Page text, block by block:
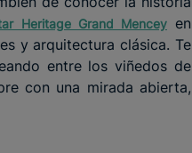
Heritage Grand Menceyen
y arquitectura clásica. Te
entre los viñedos de
con una mirada abierta,